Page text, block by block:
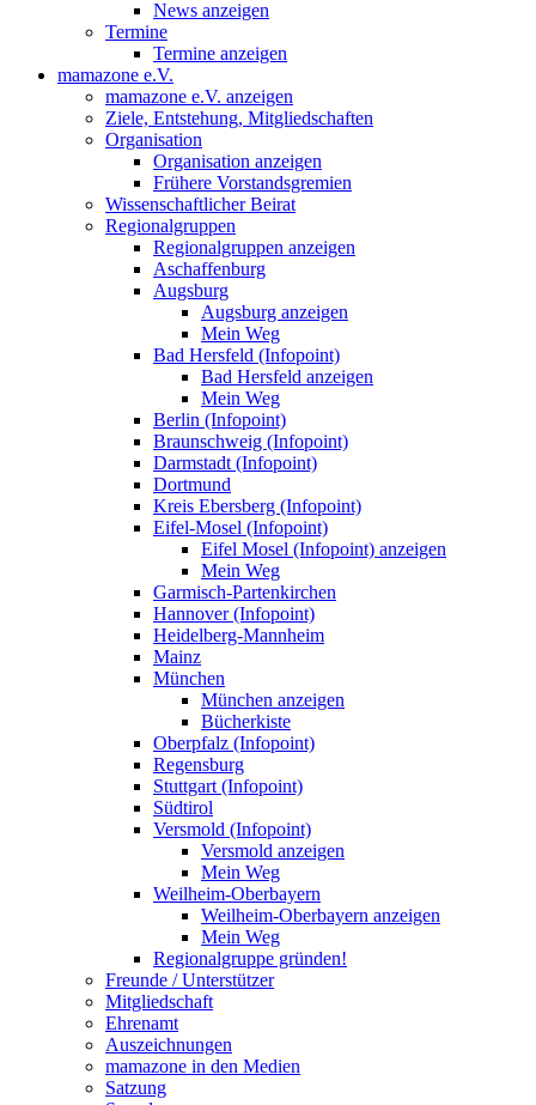
News anzeigen
Termine
Termine anzeigen
mamazone e.V.
mamazone e.V. anzeigen
Ziele, Entstehung, Mitgliedschaften
Organisation
Organisation anzeigen
Frühere Vorstandsgremien
Wissenschaftlicher Beirat
Regionalgruppen
Regionalgruppen anzeigen
Aschaffenburg
Augsburg
Augsburg anzeigen
Mein Weg
Bad Hersfeld (Infopoint)
Bad Hersfeld anzeigen
Mein Weg
Berlin (Infopoint)
Braunschweig (Infopoint)
Darmstadt (Infopoint)
Dortmund
Kreis Ebersberg (Infopoint)
Eifel-Mosel (Infopoint)
Eifel Mosel (Infopoint) anzeigen
Mein Weg
Garmisch-Partenkirchen
Hannover (Infopoint)
Heidelberg-Mannheim
Mainz
München
München anzeigen
Bücherkiste
Oberpfalz (Infopoint)
Regensburg
Stuttgart (Infopoint)
Südtirol
Versmold (Infopoint)
Versmold anzeigen
Mein Weg
Weilheim-Oberbayern
Weilheim-Oberbayern anzeigen
Mein Weg
Regionalgruppe gründen!
Freunde / Unterstützer
Mitgliedschaft
Ehrenamt
Auszeichnungen
mamazone in den Medien
Satzung